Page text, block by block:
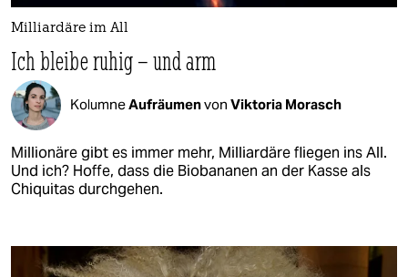
Milliardäre im All
Ich bleibe ruhig – und arm
KolumneAufräumenvon Viktoria Morasch
Millionäre gibt es immer mehr, Milliardäre fliegen ins All.
Und ich? Hoffe, dass die Biobananen an der Kasse als
Chiquitas durchgehen.